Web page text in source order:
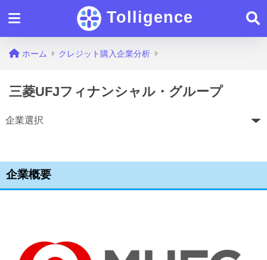
Tolligence
ホーム クレジット購入企業分析
三菱UFJフィナンシャル・グループ
企業概要